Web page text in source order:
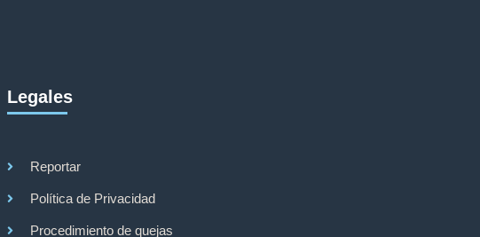
Legales
Reportar
Política de Privacidad
Procedimiento de quejas